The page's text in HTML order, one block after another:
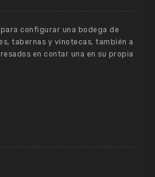
configurar una bodega de
tabernas y vinotecas, también a
en contar una en su propia